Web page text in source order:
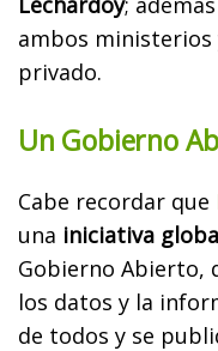
ambos
privado.
Un Gobierno
Cabe recordar que
una iniciativa
Gobierno Abierto,
los datos y la
de todos y se